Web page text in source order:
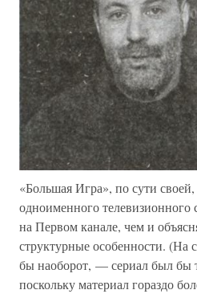
«Большая Игра», по сути
одноименного телевизионного
на Первом канале, чем и
структурные особенности. (На
бы наоборот, — сериал был бы
поскольку материал гораздо